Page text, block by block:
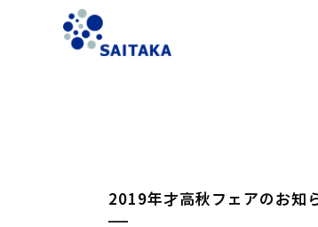
2019年才高秋フェアのお知